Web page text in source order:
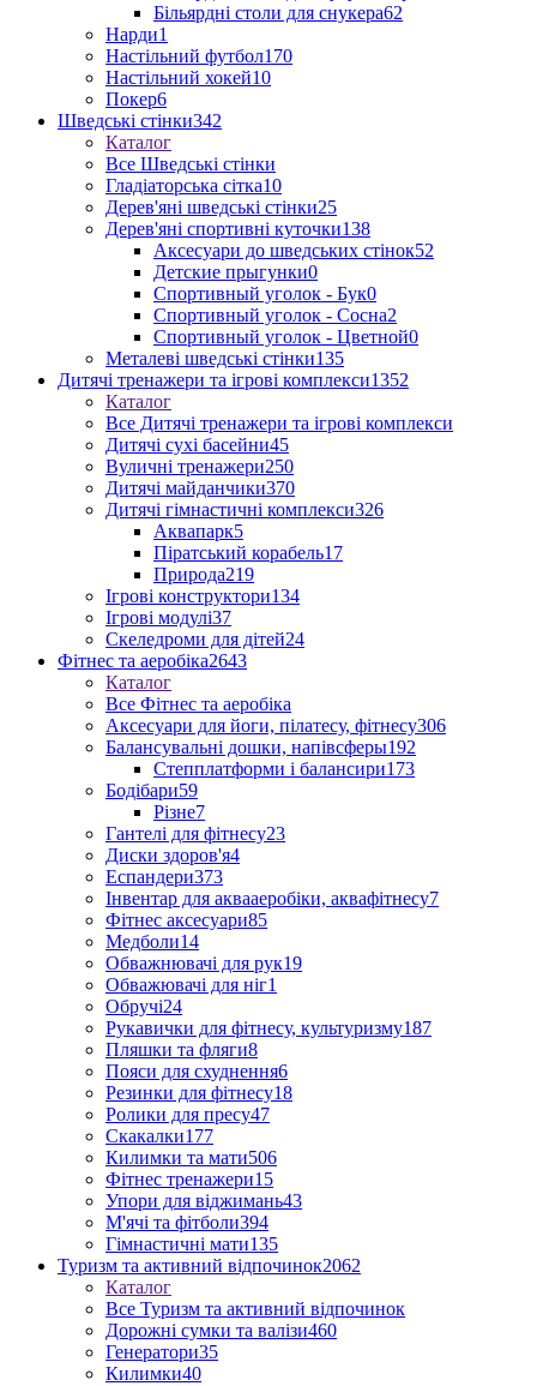
Більярдні столи для снукера62
Нарди1
Настільний футбол170
Настільний хокей10
Покер6
Шведські стінки342
Каталог
Все Шведські стінки
Гладіаторська сітка10
Дерев'яні шведські стінки25
Дерев'яні спортивні куточки138
Аксесуари до шведських стінок52
Детские прыгунки0
Спортивный уголок - Бук0
Спортивный уголок - Сосна2
Спортивный уголок - Цветной0
Металеві шведські стінки135
Дитячі тренажери та ігрові комплекси1352
Каталог
Все Дитячі тренажери та ігрові комплекси
Дитячі сухі басейни45
Вуличні тренажери250
Дитячі майданчики370
Дитячі гімнастичні комплекси326
Аквапарк5
Піратський корабель17
Природа219
Ігрові конструктори134
Ігрові модулі37
Скеледроми для дітей24
Фітнес та аеробіка2643
Каталог
Все Фітнес та аеробіка
Аксесуари для йоги, пілатесу, фітнесу306
Балансувальні дошки, напівсферы192
Степплатформи і балансири173
Бодібари59
Різне7
Гантелі для фітнесу23
Диски здоров'я4
Еспандери373
Інвентар для аквааеробіки, аквафітнесу7
Фітнес аксесуари85
Медболи14
Обважнювачі для рук19
Обважювачі для ніг1
Обручі24
Рукавички для фітнесу, культуризму187
Пляшки та фляги8
Пояси для схуднення6
Резинки для фітнесу18
Ролики для пресу47
Скакалки177
Килимки та мати506
Фітнес тренажери15
Упори для віджимань43
М'ячі та фітболи394
Гімнастичні мати135
Туризм та активний відпочинок2062
Каталог
Все Туризм та активний відпочинок
Дорожні сумки та валізи460
Генератори35
Килимки40